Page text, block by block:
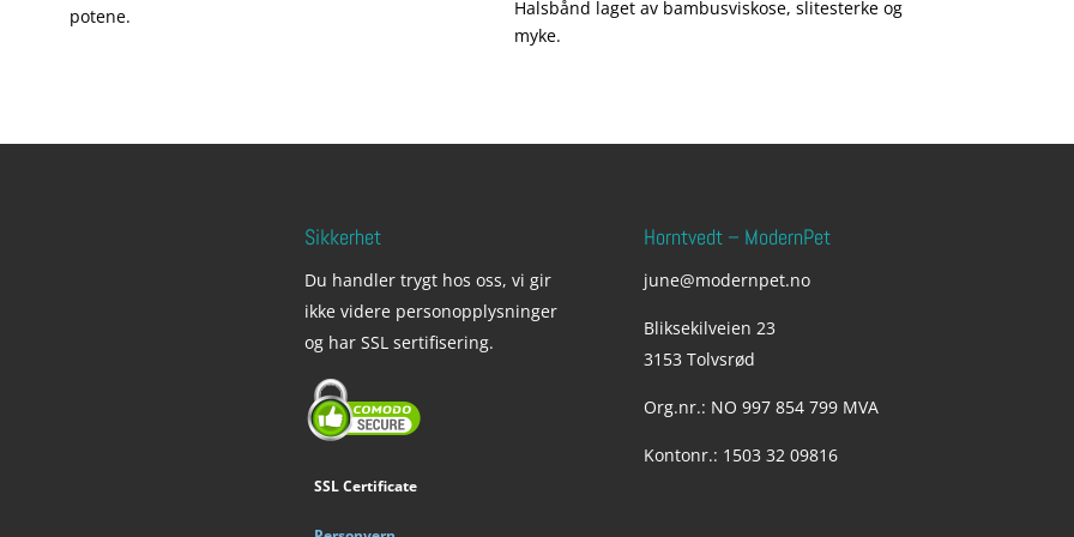
potene.
til
Halsbånd laget av bambusviskose, slitesterke og
myke.
Sikkerhet
Du handler trygt hos oss, vi gir
ikke videre personopplysninger
og har SSL sertifisering.
SSL Certificate
Horntvedt – ModernPet
june@modernpet.no
Bliksekilveien 23
3153 Tolvsrød
Org.nr.: NO 997 854 799 MVA
Kontonr.: 1503 32 09816